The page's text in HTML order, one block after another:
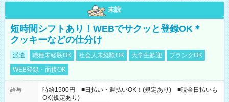
未読
短時間シフトあり！WEBでサクッと登録OK＊
クッキーなどの仕分け
派遣 職種未経験OK 社会人未経験OK 大学生歓迎
ブランクOK
WEB登録・面接OK
給与
時給1500円 ■日払い・週払いOK！(規定あり) ■現金日払いも
OK(規定あり)